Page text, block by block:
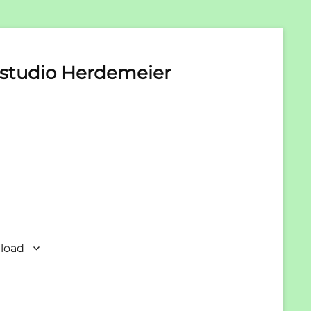
Herdemeier